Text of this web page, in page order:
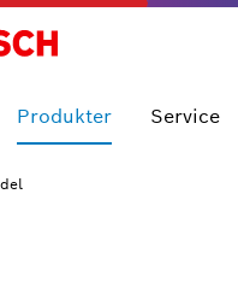
Produkter Service